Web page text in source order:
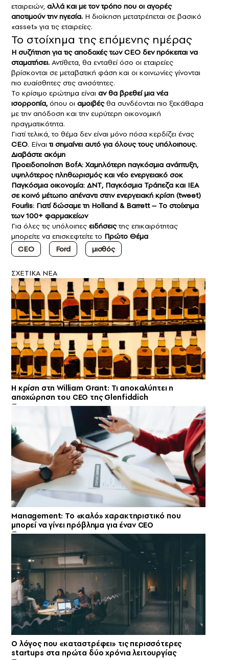
εταιρειών, αλλά και με τον τρόπο που οι αγορές
αποτιμούν την ηγεσία. Η διοίκηση μετατρέπεται σε βασικό
«asset» για τις εταιρείες.
Το στοίχημα της επόμενης ημέρας
Η συζήτηση για τις αποδοχές των CEO δεν πρόκειται να
σταματήσει. Αντίθετα, θα ενταθεί όσο οι εταιρείες
βρίσκονται σε μεταβατική φάση και οι κοινωνίες γίνονται
πιο ευαίσθητες στις ανισότητες.
Το κρίσιμο ερώτημα είναι αν θα βρεθεί μια νέα
ισορροπία,όπου οι αμοιβέςθα συνδέονται πιο ξεκάθαρα
με την απόδοση και την ευρύτερη οικονομική
πραγματικότητα.
Γιατί τελικά, το θέμα δεν είναι μόνο πόσα κερδίζει ένας
CEO. Είναι τι σημαίνει αυτό για όλους τους υπόλοιπους.
Διαβάστε ακόμη
Προειδοποίηση BofA: Χαμηλότερη παγκόσμια ανάπτυξη,
υψηλότερος πληθωρισμός και νέο ενεργειακό σοκ
Παγκόσμια οικονομία: ΔΝΤ, Παγκόσμια Τράπεζα και IEA
σε κοινό μέτωπο απέναντι στην ενεργειακή κρίση (tweet)
Fourlis: Γιατί δώσαμε τη Holland & Barrett – Το στοίχημα
των 100+ φαρμακείων
Για όλες τις υπόλοιπες ειδήσειςτης επικαιρότητας
μπορείτε να επισκεφτείτε το Πρώτο Θέμα
CEO
Ford μισθός
ΣXETIKA NEA
Η κρίση στη William Grant: Τι αποκαλύπτει η
αποχώρηση του CEO της Glenfiddich
Management: Το «καλό» χαρακτηριστικό που
μπορεί να γίνει πρόβλημα για έναν CEO
Ο λόγος που «καταστρέφει» τις περισσότερες
startups στα πρώτα δύο χρόνια λειτουργίας